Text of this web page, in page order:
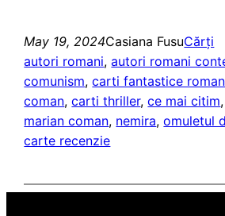
May 19, 2024Casiana FusuCărți
autori romani, autori romani
comunism, carti fantastice
coman, carti thriller, ce mai citim
marian coman, nemira, omuletul
carte recenzie